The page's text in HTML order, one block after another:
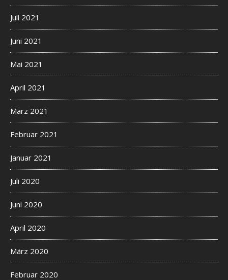
Juli 2021
Juni 2021
Mai 2021
April 2021
März 2021
Februar 2021
Januar 2021
Juli 2020
Juni 2020
April 2020
März 2020
Februar 2020